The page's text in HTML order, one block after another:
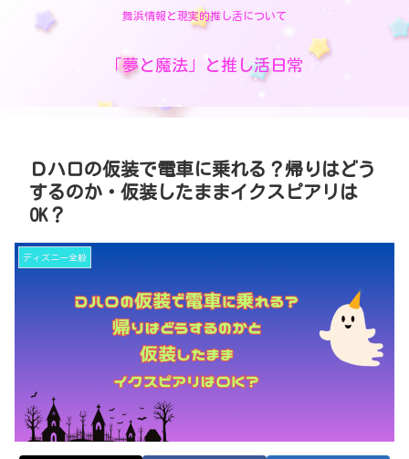
舞浜情報と現実的推し活について
「夢と魔法」と推し活日常
Ｄハロの仮装で電車に乗れる？帰りはどう
するのか・仮装したままイクスピアリは
OK？
ディズニー全般